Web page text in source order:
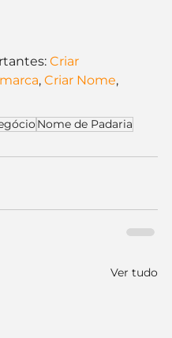
Criar
, Criar Nome,
Nome de Padaria
Ver tudo